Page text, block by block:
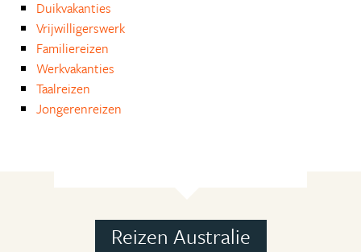
Duikvakanties
Vrijwilligerswerk
Familiereizen
Werkvakanties
Taalreizen
Jongerenreizen
Reizen Australie